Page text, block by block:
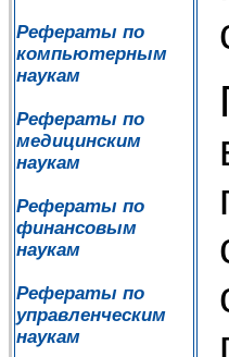
Рефераты по
компьютерным
наукам
Рефераты по
медицинским
наукам
Рефераты по
финансовым
наукам
Рефераты по
управленческим
наукам